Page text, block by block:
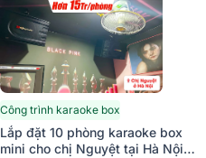
Công trình karaoke box
Lắp đặt 10 phòng karaoke box
mini cho chị Nguyệt tại Hà Nội